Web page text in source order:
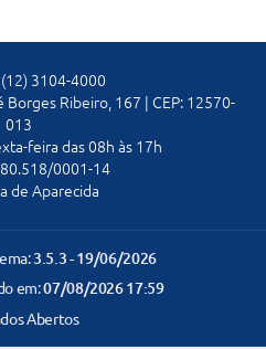
3104-4000
Borges Ribeiro, 167 | CEP: 12570-
013
feira das 08h às 17h
0001-14
de Aparecida
3.5.3 - 19/06/2026
em:07/08/2026 17:59
Abertos